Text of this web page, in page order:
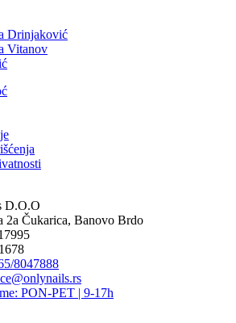
Drinjaković
Vitanov
D.O.O
2a Čukarica, Banovo Brdo
8047888
PON-PET | 9-17h